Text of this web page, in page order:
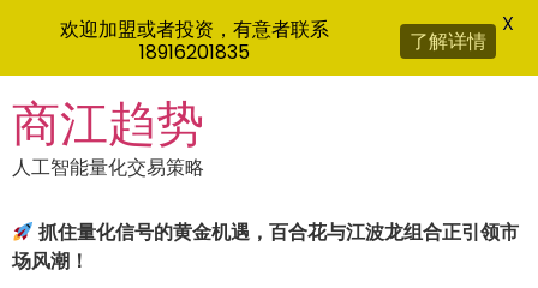
to
content
商江趋势
人工智能量化交易策略
抓住量化信号的黄金机遇，百合花与江波龙组合正引领市
场风潮！
欢迎加盟或者投资，有意者联系
18916201835
了解详情
X